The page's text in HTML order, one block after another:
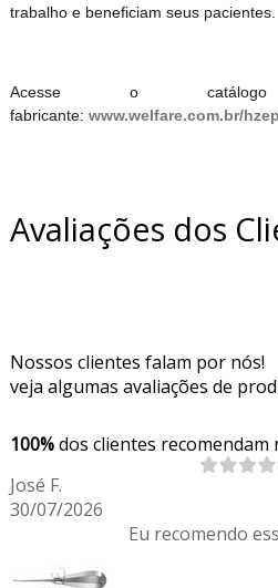
trabalho e beneficiam seus pacientes.
Acesse o
fabricante: www.welfare.com.br/
Avaliações dos
Nossos clientes falam por nós!
veja algumas avaliações de
100%dos clientes
José F.
30/07/2026
Eu recomendo